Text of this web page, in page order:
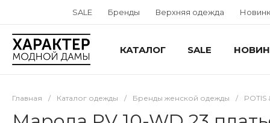
SALE Бренды Верхняя одежда
КАТАЛОГ SALE
Главная / Каталог одежды / Бренды женской одежды / POTIS